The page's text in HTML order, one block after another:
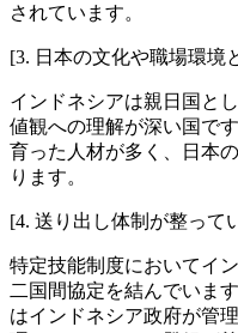
されています。
[3. 日本の文化や職場環境
インドネシアは親日国と
値観への理解が深い国で
育った人材が多く、日本
ります。
[4. 送り出し体制が整って
特定技能制度においてイ
二国間協定を結んでいま
はインドネシア政府が管